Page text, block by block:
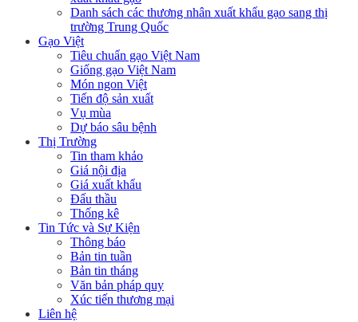
Danh sách các thương nhân xuất khẩu gạo sang thị
trường Trung Quốc
Gạo Việt
Tiêu chuẩn gạo Việt Nam
Giống gạo Việt Nam
Món ngon Việt
Tiến độ sản xuất
Vụ mùa
Dự báo sâu bệnh
Thị Trường
Tin tham khảo
Giá nội địa
Giá xuất khẩu
Đấu thầu
Thống kê
Tin Tức và Sự Kiện
Thông báo
Bản tin tuần
Bản tin tháng
Văn bản pháp quy
Xúc tiến thương mại
Liên hệ